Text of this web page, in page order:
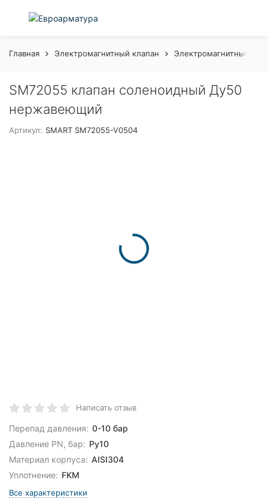
Главная Электромагнитный клапан Электромагнитные
SM72055 клапан соленоидный Ду50
нержавеющий
Артикул: SMART SM72055-V0504
Написать отзыв
Перепад давления: 0-10 бар
Давление PN, бар: Ру10
Материал корпуса: AISI304
Уплотнение: FKM
Все характеристики